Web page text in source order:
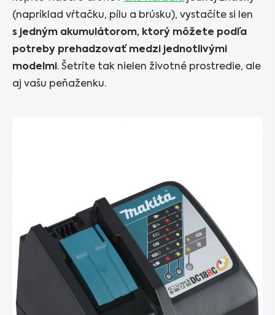
(napríklad vŕtačku, pílu a brúsku), vystačíte si len
s jedným akumulátorom, ktorý môžete podľa
potreby prehadzovať medzi jednotlivými
modelmi. Šetríte tak nielen životné prostredie, ale
aj vašu peňaženku.